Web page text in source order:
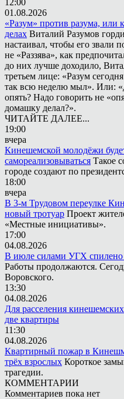
01.08.2026
«Разум» против разума, или
делах Виталий Разумов
настаивал, чтобы его звали
не «Раззява», как
до них лучше доходило,
третьем лице: «Разум
так всю неделю мыл». Или:
опять? Надо говорить не
домашку делал?».
ЧИТАЙТЕ ДАЛЕЕ...
19:00
вчера
Кинешемской молодёжи
самореализовываться Такое
городе создают по
18:00
вчера
В 3-м Трудовом переулке
новый тротуар Проект
«Местные инициативы».
17:00
04.08.2026
В июле силами УГХ спилено
Работы продолжаются.
Воровского.
13:30
04.08.2026
Для расселения
две квартиры
11:30
04.08.2026
Квартирный пожар в
трёх взрослых Короткое
трагедии.
КОММЕНТАРИИ
Комментариев пока нет